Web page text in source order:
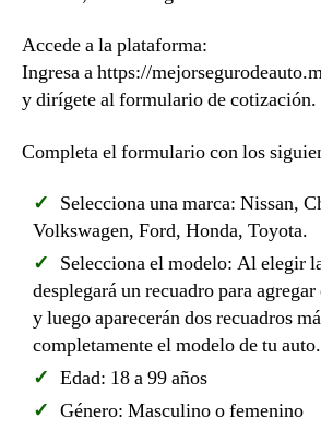
Accede a la plataforma:
Ingresa a https://
y dirígete al formulario de cotización.
Completa el formulario con los
Selecciona una marca: Nissan,
Volkswagen, Ford, Honda, Toyota.
Selecciona el modelo: Al elegir
desplegará un recuadro para
y luego aparecerán dos recuadros
completamente el modelo de tu auto.
Edad: 18 a 99 años
Género: Masculino o femenino